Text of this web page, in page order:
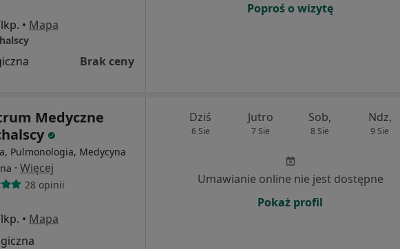
• Mapa
Brak ceny
Poproś o wizytę
Medyczne
Pulmonologia, Medycyna
· Więcej
28 opinii
• Mapa
Dziś
6 Sie
Jutro
7 Sie
Sob,
8 Sie
Ndz,
9 Sie
Umawianie online nie jest dostępne
Pokaż profil